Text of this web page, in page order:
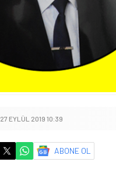
27 EYLÜL 2019 10:39
ABONE OL